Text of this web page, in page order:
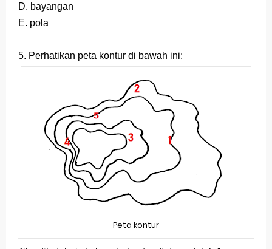
D. bayangan
E. pola
5. Perhatikan peta kontur di bawah ini:
Peta kontur